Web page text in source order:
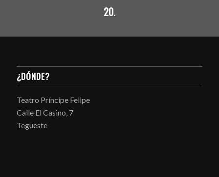
20.
¿DÓNDE?
Teatro Príncipe Felipe
Calle El Casino, 7
Tegueste